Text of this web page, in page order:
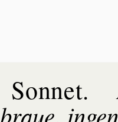
Sonnet.
braue,